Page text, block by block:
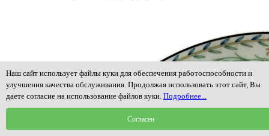
Наш сайт использует файлы куки для обеспечения работоспособности и
улучшения качества обслуживания. Продолжая использовать этот сайт, Вы
даете согласие на использование файлов куки. Подробнее...
Согласен